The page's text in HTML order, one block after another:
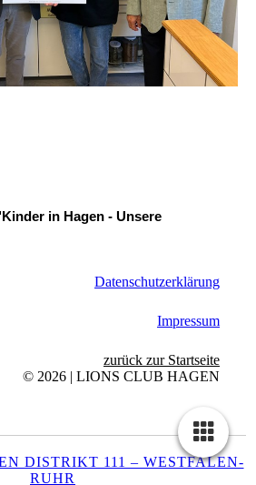
in Hagen - Unsere
Datenschutzerklärung
Impressum
zurück zur Startseite
© 2026 | LIONS CLUB HAGEN
DISTRIKT 111 – WESTFALEN-
RUHR